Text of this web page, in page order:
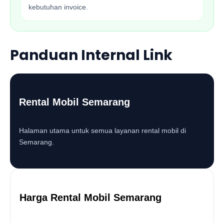
kebutuhan invoice.
Panduan Internal Link
Rental Mobil Semarang
Halaman utama untuk semua layanan rental mobil di
Semarang.
Harga Rental Mobil Semarang